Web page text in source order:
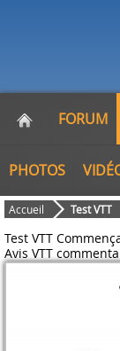
FORUM
PHOTOS
Accueil Test VTT
Test VTT
Avis VTT